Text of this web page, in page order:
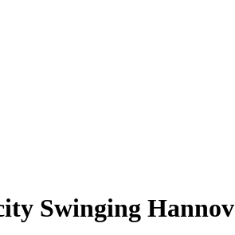
Swinging